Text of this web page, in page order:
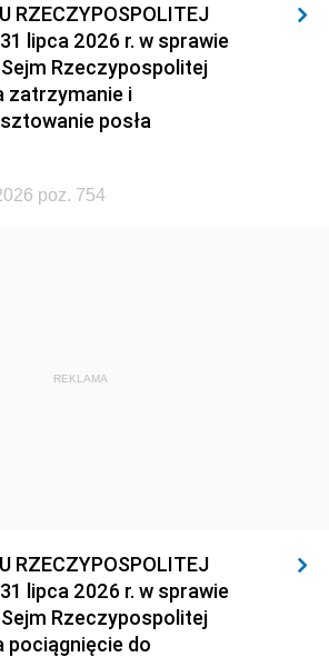
RZECZYPOSPOLITEJ
lipca 2026 r. w sprawie
Rzeczypospolitej
zatrzymanie i
posła
poz. 754
REKLAMA
RZECZYPOSPOLITEJ
lipca 2026 r. w sprawie
Rzeczypospolitej
pociągnięcie do